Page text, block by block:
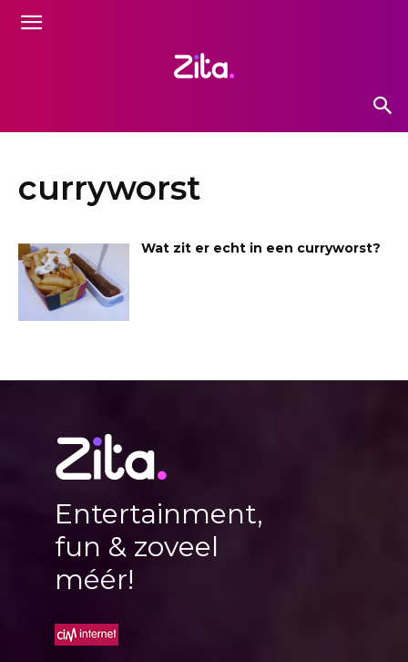
curryworst
Wat zit er echt in een curryworst?
Entertainment,
fun & zoveel
méér!